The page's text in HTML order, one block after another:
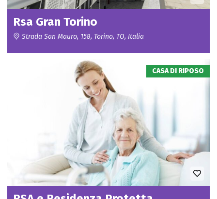
Rsa Gran Torino
Strada San Mauro, 158, Torino, TO, Italia
CASA DI RIPOSO